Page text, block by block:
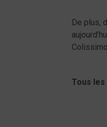
De plus,
Tous les